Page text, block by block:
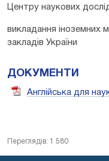
Центру наукових
викладання іноземних
закладів України
ДОКУМЕНТИ
Англійська для
Переглядів: 1 580